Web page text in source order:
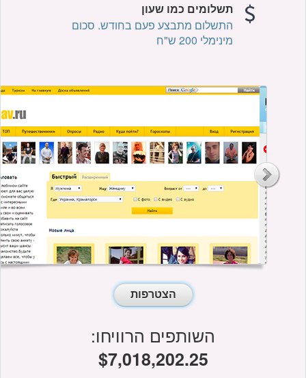
תשלומים כמו שעון
התשלום מתבצע פעם בחודש. סכום
מינימלי 200 ש"ח
הצטרפות
השותפים הרוויחו:
$7,018,202.35